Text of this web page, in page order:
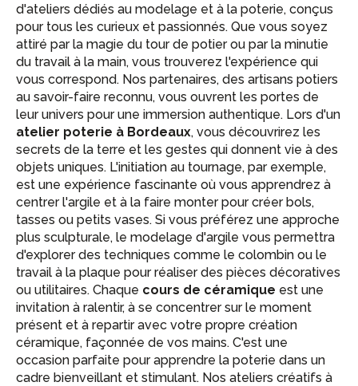
d'ateliers dédiés au modelage et à la poterie, conçus
pour tous les curieux et passionnés. Que vous soyez
attiré par la magie du tour de potier ou par la minutie
du travail à la main, vous trouverez l'expérience qui
vous correspond. Nos partenaires, des artisans potiers
au savoir-faire reconnu, vous ouvrent les portes de
leur univers pour une immersion authentique. Lors d'un
atelier poterie à Bordeaux, vous découvrirez les
secrets de la terre et les gestes qui donnent vie à des
objets uniques. L'initiation au tournage, par exemple,
est une expérience fascinante où vous apprendrez à
centrer l'argile et à la faire monter pour créer bols,
tasses ou petits vases. Si vous préférez une approche
plus sculpturale, le modelage d'argile vous permettra
d'explorer des techniques comme le colombin ou le
travail à la plaque pour réaliser des pièces décoratives
ou utilitaires. Chaque cours de céramique est une
invitation à ralentir, à se concentrer sur le moment
présent et à repartir avec votre propre création
céramique, façonnée de vos mains. C'est une
occasion parfaite pour apprendre la poterie dans un
cadre bienveillant et stimulant. Nos ateliers créatifs à